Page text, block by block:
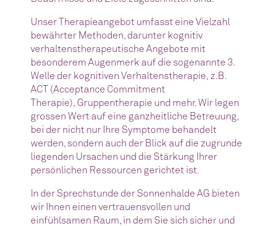
Unser Therapieangebot umfasst eine Vielzahl
bewährter Methoden, darunter kognitiv
verhaltenstherapeutische Angebote mit
besonderem Augenmerk auf die sogenannte 3.
Welle der kognitiven Verhaltenstherapie, z.B.
ACT (Acceptance Commitment
Therapie), Gruppentherapie und mehr. Wir legen
grossen Wert auf eine ganzheitliche Betreuung,
bei der nicht nur Ihre Symptome behandelt
werden, sondern auch der Blick auf die zugrunde
liegenden Ursachen und die Stärkung Ihrer
persönlichen Ressourcen gerichtet ist.
In der Sprechstunde der Sonnenhalde AG bieten
wir Ihnen einen vertrauensvollen und
einfühlsamen Raum, in dem Sie sich sicher und